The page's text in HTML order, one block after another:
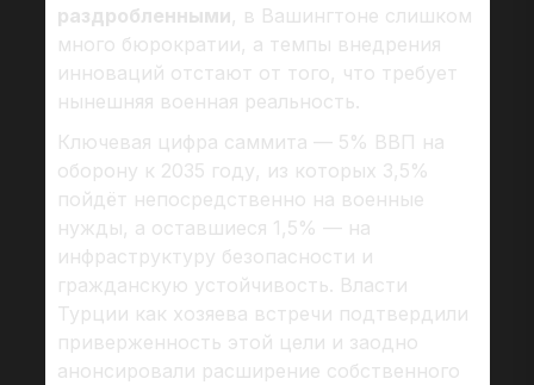
раздробленными, в Вашингтоне слишком
много бюрократии, а темпы внедрения
инноваций отстают от того, что требует
нынешняя военная реальность.
Ключевая цифра саммита — 5% ВВП на
оборону к 2035 году, из которых 3,5%
пойдёт непосредственно на военные
нужды, а оставшиеся 1,5% — на
инфраструктуру безопасности и
гражданскую устойчивость. Власти
Турции как хозяева встречи подтвердили
приверженность этой цели и заодно
анонсировали расширение собственного